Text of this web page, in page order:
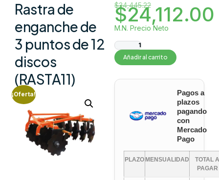
Rastra de
enganche de
3 puntos de 12
discos
(RASTA11)
¡Oferta!
$34,445.22
$24,112.00
M.N. Precio Neto
Añadir al carrito
Pagos a
plazos
pagando
con
Mercado
Pago
PLAZO MENSUALIDAD
TOTAL A
PAGAR